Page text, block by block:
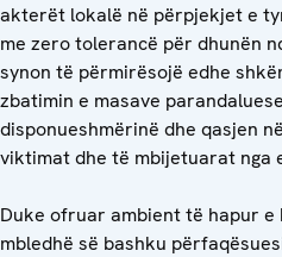
akterët lokalë në përpjekjet e
me zero tolerancë për dhunën
synon të përmirësojë edhe
zbatimin e masave
disponueshmërinë dhe qasjen
viktimat dhe të mbijetuarat nga
Duke ofruar ambient të hapur e
mbledhë së bashku